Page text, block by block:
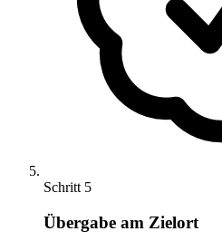
Schritt 5
Übergabe am Zielort